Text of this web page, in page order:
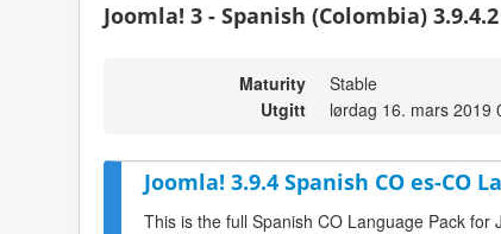
Joomla! 3 - Spanish (Colombia) 3.9.4.2
Maturity
Stable
Utgitt
lørdag 16. mars 2019
Joomla! 3.9.4 Spanish CO es-CO
This is the full Spanish CO Language Pack for